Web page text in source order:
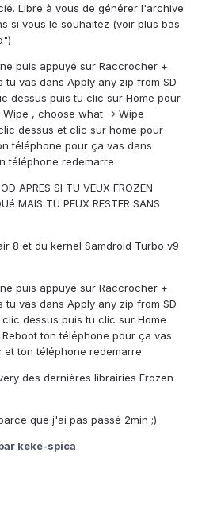
Libre à vous de générer l'archive
si vous le souhaitez (voir plus bas
puis appuyé sur Raccrocher +
vas dans Apply any zip from SD
dessus puis tu clic sur Home pour
, choose what -> Wipe
dessus et clic sur home pour
téléphone pour ça vas dans
téléphone redemarre
APRES SI TU VEUX FROZEN
MAIS TU PEUX RESTER SANS
8 et du kernel Samdroid Turbo v9
puis appuyé sur Raccrocher +
vas dans Apply any zip from SD
dessus puis tu clic sur Home
ton téléphone pour ça vas
ton téléphone redemarre
des dernières librairies Frozen
que j'ai pas passé 2min ;)
keke-spica